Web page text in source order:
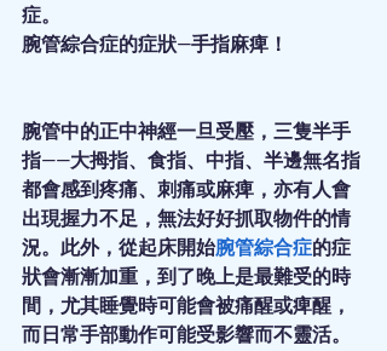
症。
腕管綜合症的症狀—手指麻痺！
腕管中的正中神經一旦受壓，三隻半手
指——大拇指、食指、中指、半邊無名指
都會感到疼痛、刺痛或麻痺，亦有人會
出現握力不足，無法好好抓取物件的情
況。此外，從起床開始腕管綜合症的症
狀會漸漸加重，到了晚上是最難受的時
間，尤其睡覺時可能會被痛醒或痺醒，
而日常手部動作可能受影響而不靈活。